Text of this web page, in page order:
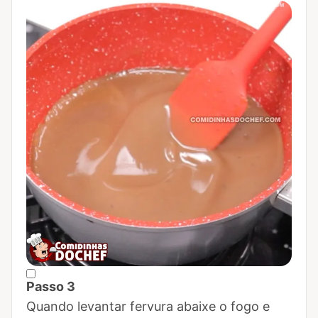
Passo 3
Marcar Passo 3 como concluído
Quando levantar fervura abaixe o fogo e